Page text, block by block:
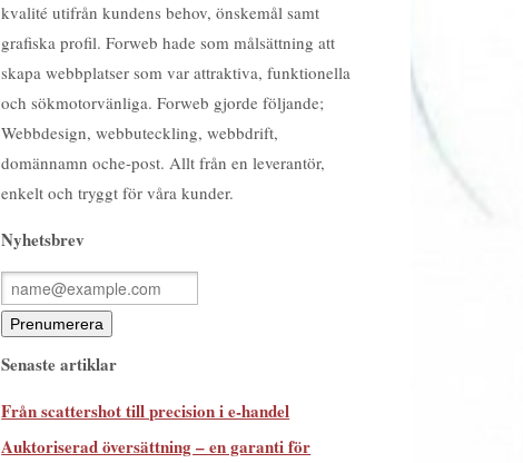
kvalité utifrån kundens behov, önskemål samt
grafiska profil. Forweb hade som målsättning att
skapa webbplatser som var attraktiva, funktionella
och sökmotorvänliga. Forweb gjorde följande;
Webbdesign, webbuteckling, webbdrift,
domännamn oche-post. Allt från en leverantör,
enkelt och tryggt för våra kunder.
Nyhetsbrev
Senaste artiklar
Från scattershot till precision i e-handel
Auktoriserad översättning – en garanti för